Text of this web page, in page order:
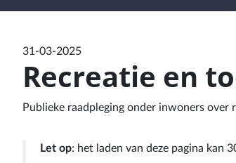
31-03-2025
Recreatie en
Publieke raadpleging onder inwoners over
Let op: het laden van deze pagina kan